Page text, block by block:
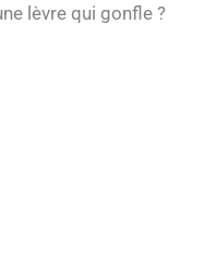
lèvre qui gonfle ?